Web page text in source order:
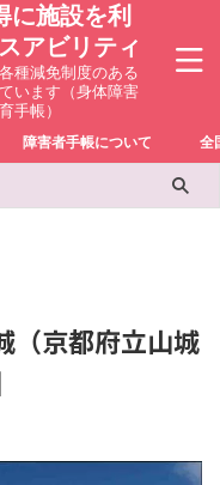
に施設を利
アビリティ
種減免制度のある
います（身体障害
手帳）
障害者手帳について 全
（京都府立山城